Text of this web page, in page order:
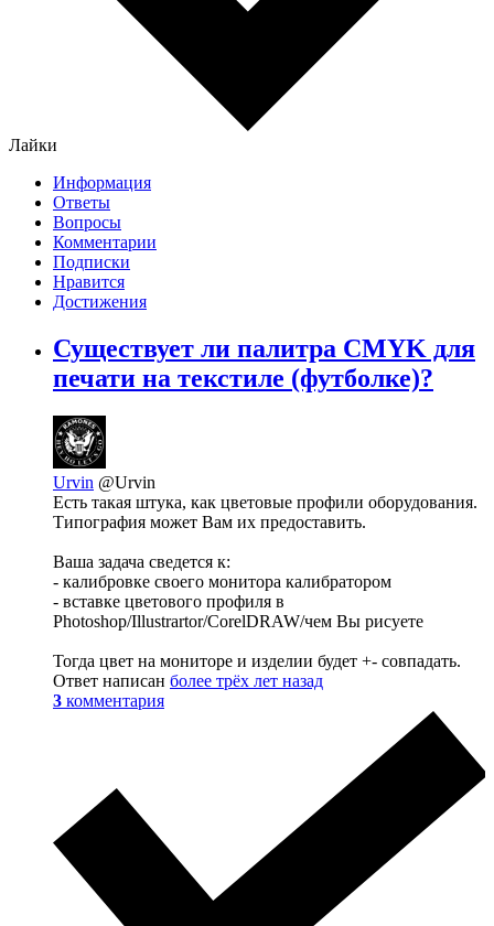
Лайки
Информация
Ответы
Вопросы
Комментарии
Подписки
Нравится
Достижения
Существует ли палитра CMYK для
печати на текстиле (футболке)?
Urvin @Urvin
Есть такая штука, как цветовые профили оборудования.
Типография может Вам их предоставить.
Ваша задача сведется к:
- калибровке своего монитора калибратором
- вставке цветового профиля в
Photoshop/Illustrartor/CorelDRAW/чем Вы рисуете
Тогда цвет на мониторе и изделии будет +- совпадать.
Ответ написан более трёх лет назад
3 комментария